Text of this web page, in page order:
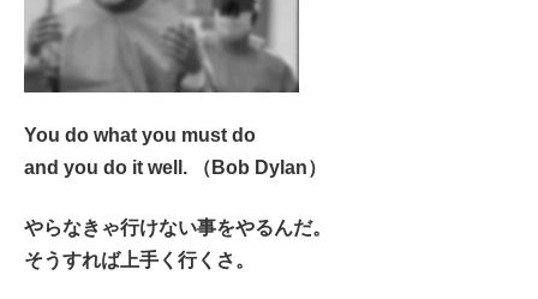
You do what you must do
and you do it well. （Bob Dylan）
やらなきゃ行けない事をやるんだ。
そうすれば上手く行くさ。